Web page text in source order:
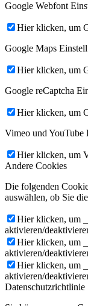
Google Webfont
Hier klicken, um
Google Maps
Hier klicken, um
Google reCaptcha
Hier klicken, um
Vimeo und YouTube
Hier klicken, um
Andere Cookies
Die folgenden
auswählen, ob Sie
Hier klicken, um
aktivieren/
Hier klicken, um
aktivieren/
Hier klicken, um
aktivieren/
Datenschutzrichtlinie